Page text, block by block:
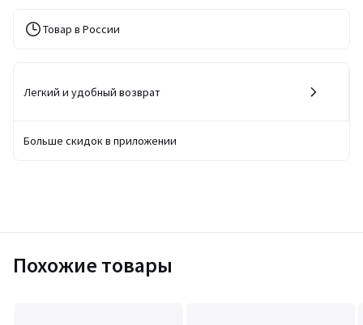
Товар в России
Легкий и удобный возврат
Больше скидок в приложении
Похожие товары